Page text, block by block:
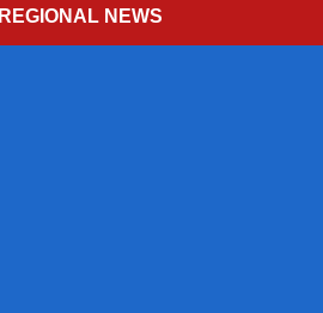
REGIONAL NEWS